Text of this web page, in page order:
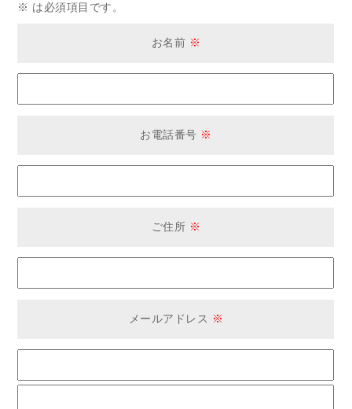
※ は必須項目です。
お名前 ※
お電話番号 ※
ご住所 ※
メールアドレス ※